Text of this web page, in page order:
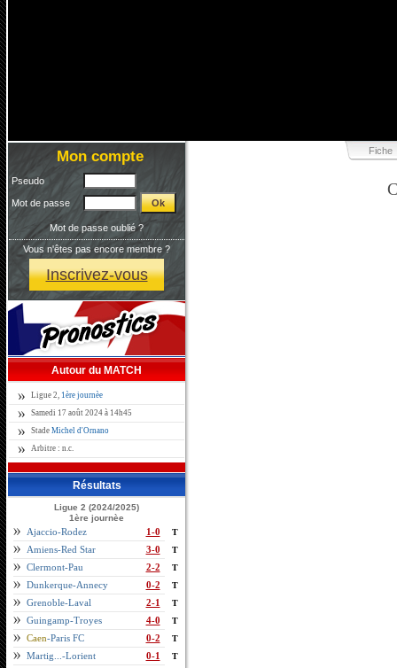
Mon compte
Pseudo
Mot de passe
Mot de passe oublié ?
Vous n'êtes pas encore membre ?
Inscrivez-vous
Autour du MATCH
Ligue 2, 1ère journèe
Samedi 17 août 2024 à 14h45
Stade Michel d'Ornano
Arbitre : n.c.
Résultats
Ligue 2 (2024/2025)
1ère journèe
Ajaccio-Rodez 1-0 T
Amiens-Red Star 3-0 T
Clermont-Pau 2-2 T
Dunkerque-Annecy 0-2 T
Grenoble-Laval 2-1 T
Guingamp-Troyes 4-0 T
Caen-Paris FC 0-2 T
Martig...-Lorient 0-1 T
Fiche